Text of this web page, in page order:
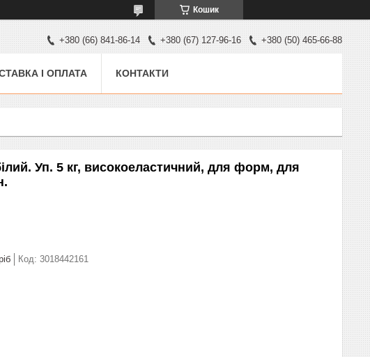
Кошик
+380 (66) 841-86-14 +380 (67) 127-96-16 +380 (50) 465-66-88
І ОПЛАТА КОНТАКТИ
Уп. 5 кг, високоеластичний, для форм, для
Код: 3018442161